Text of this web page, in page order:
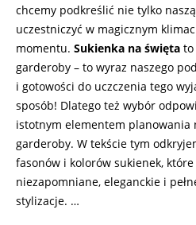
chcemy podkreślić nie tylko
uczestniczyć w magicznym
momentu. Sukienka na święta to
garderoby – to wyraz naszego
i gotowości do uczczenia tego
sposób! Dlatego też wybór
istotnym elementem planowania
garderoby. W tekście tym
fasonów i kolorów sukienek,
niezapomniane, eleganckie i
stylizacje. …